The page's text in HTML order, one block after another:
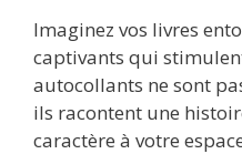
Imaginez vos livres
captivants qui
autocollants ne sont
ils racontent une
caractère à votre